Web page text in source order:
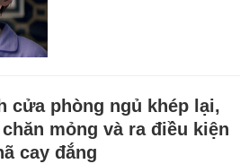
cửa phòng ngủ khép lại,
mỏng và ra điều kiện
cay đắng